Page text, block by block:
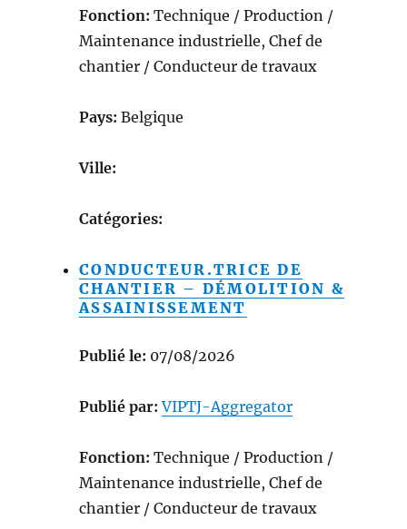
Fonction: Technique / Production /
Maintenance industrielle, Chef de
chantier / Conducteur de travaux
Pays: Belgique
Ville:
Catégories:
CONDUCTEUR.TRICE DE
CHANTIER – DÉMOLITION &
ASSAINISSEMENT
Publié le: 07/08/2026
Publié par: VIPTJ-Aggregator
Fonction: Technique / Production /
Maintenance industrielle, Chef de
chantier / Conducteur de travaux